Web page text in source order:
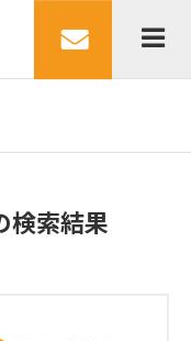
検索結果